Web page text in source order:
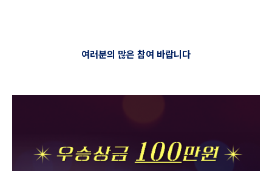
여러분의 많은 참여 바랍니다